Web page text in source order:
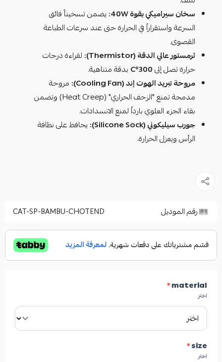
سخان سيراميكي بقوة 40W:
يضمن تسخيناً فائق
السرعة واستقراراً في الحرارة حتى عند سرعات الطباعة
القصوى.
ثرمستور عالي الدقة (Thermistor):
لقراءة درجات
حرارة تصل إلى300°C
بدقة متناهية.
مروحة تبريد الهوت إند (Cooling Fan):
مروحة
مدمجة تمنع "الزحف الحراري" (Heat Creep) وتضمن
بقاء الجزء العلوي بارداً لمنع الانسدادات.
جورب سيليكوني (Silicone Sock):
يحافظ على نظافة
الرأس ويعزل الحرارة.
رقم الموديل CAT-SP-BAMBU-CHOTEND
material
*
اختر
size
*
اختر